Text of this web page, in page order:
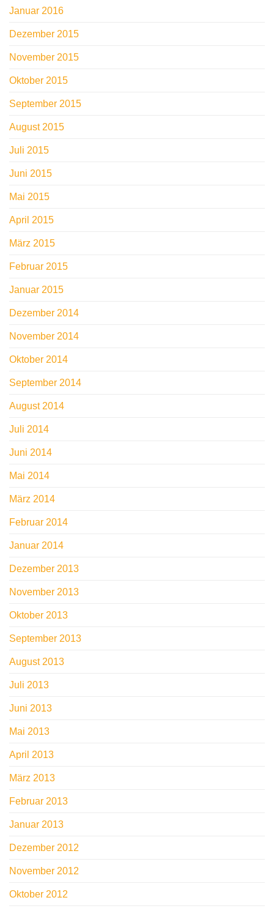
Januar 2016
Dezember 2015
November 2015
Oktober 2015
September 2015
August 2015
Juli 2015
Juni 2015
Mai 2015
April 2015
März 2015
Februar 2015
Januar 2015
Dezember 2014
November 2014
Oktober 2014
September 2014
August 2014
Juli 2014
Juni 2014
Mai 2014
März 2014
Februar 2014
Januar 2014
Dezember 2013
November 2013
Oktober 2013
September 2013
August 2013
Juli 2013
Juni 2013
Mai 2013
April 2013
März 2013
Februar 2013
Januar 2013
Dezember 2012
November 2012
Oktober 2012